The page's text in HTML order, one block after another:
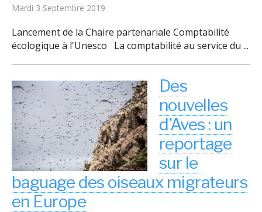
Mardi 3 Septembre 2019
Lancement de la Chaire partenariale Comptabilité
écologique à l'Unesco La comptabilité au service du ...
Des
nouvelles
d’Aves : un
reportage
sur le
baguage des oiseaux migrateurs
en Europe